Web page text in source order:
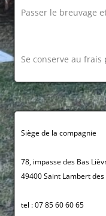
Passer le breuvage
Se conserve au
Siège de la compagnie
78, impasse des Bas
49400 Saint Lambert des
tel : 07 85 60 60 65